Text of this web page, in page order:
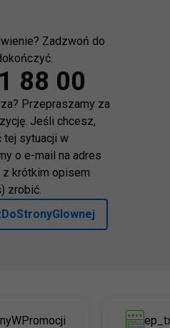
Zadzwoń do
88 00
Przepraszamy za
Jeśli chcesz,
tej sytuacji w
o e-mail na adres
z krótkim opisem
zrobić.